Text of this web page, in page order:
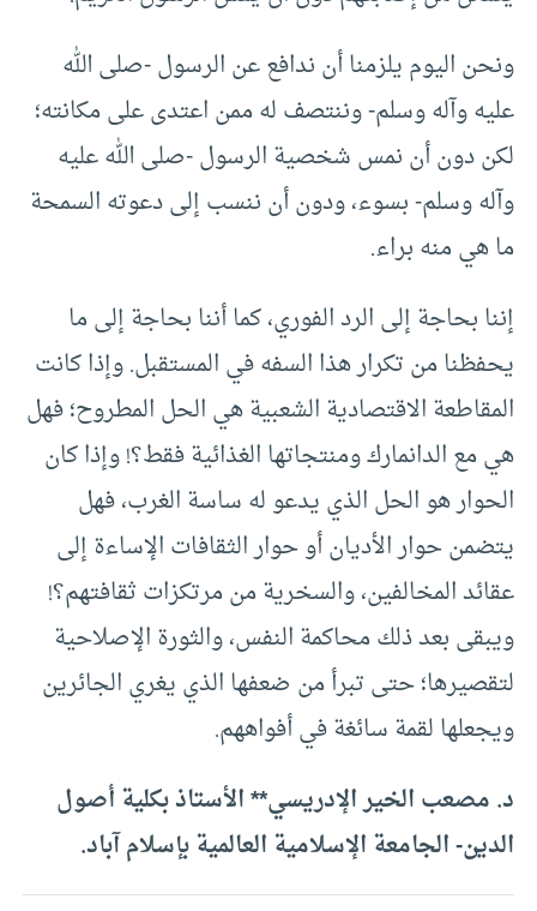
ونحن اليوم يلزمنا أن ندافع عن الرسول -صلى الله
عليه وآله وسلم- وننتصف له ممن اعتدى على مكانته؛
لكن دون أن نمس شخصية الرسول -صلى الله عليه
وآله وسلم- بسوء، ودون أن ننسب إلى دعوته السمحة
ما هي منه براء.
إننا بحاجة إلى الرد الفوري، كما أننا بحاجة إلى ما
يحفظنا من تكرار هذا السفه في المستقبل. وإذا كانت
المقاطعة الاقتصادية الشعبية هي الحل المطروح؛ فهل
هي مع الدانمارك ومنتجاتها الغذائية فقط؟! وإذا كان
الحوار هو الحل الذي يدعو له ساسة الغرب، فهل
يتضمن حوار الأديان أو حوار الثقافات الإساءة إلى
عقائد المخالفين، والسخرية من مرتكزات ثقافتهم؟!
ويبقى بعد ذلك محاكمة النفس، والثورة الإصلاحية
لتقصيرها؛ حتى تبرأ من ضعفها الذي يغري الجائرين
ويجعلها لقمة سائغة في أفواههم.
د. مصعب الخير الإدريسي** الأستاذ بكلية أصول
الدين- الجامعة الإسلامية العالمية بإسلام آباد.